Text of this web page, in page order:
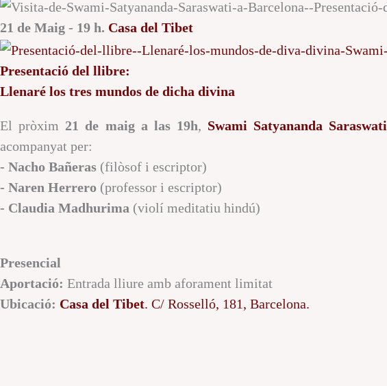
21 de Maig - 19 h. Casa del Tibet
Presentació del llibre:
Llenaré los tres mundos de dicha divina
El pròxim 21 de maig a las 19h, Swami Satyananda Saraswati
acompanyat per:
- Nacho Bañeras (filòsof i escriptor)
- Naren Herrero (professor i escriptor)
- Claudia Madhurima (violí meditatiu hindú)
Presencial
Aportació: Entrada lliure amb aforament limitat
Ubicació: Casa del Tibet. C/ Rosselló, 181, Barcelona.